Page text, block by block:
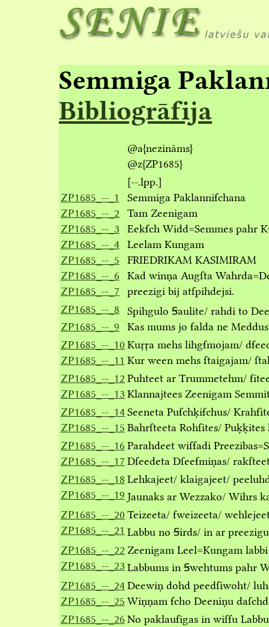
Semmiga
Bibliogrāfija
@a{nezināms}
@z{ZP1685}
[--.lpp.]
ZP1685_--_1
Semmiga Paklanniẜchana
ZP1685_--_2
Tam Zeenigam
ZP1685_--_3
Eekẜch Widd=Semmes pahr
ZP1685_--_4 Leelam Kungam
ZP1685_--_5
FRIEDRIKAM KASIMIRAM
ZP1685_--_6 Kad winņa Augſta
ZP1685_--_7
preezigi bij atſpihdejsi.
ZP1685_--_8
Spihgulo Ꞩaulite/ rahdi to
ZP1685_--_9
Kas mums jo ẜalda ne
ZP1685_--_10 Kuŗŗa mehs lihgẜmojam/
ZP1685_--_11 Kur ween mehs ſtaigajam/
ZP1685_--_12 Puhteet ar Trummetehm/
ZP1685_--_13 Klannajtees Zeenigam
ZP1685_--_14Seeneta Puẜchķiẜchus/
ZP1685_--_15 Bahrſteeta Rohſites/ Puķķites
ZP1685_--_16Parahdeet wiſẜadi
ZP1685_--_17 Dſeedeta Dſeeẜmiņas/
ZP1685_--_18 Lehkajeet/ klaigajeet/
ZP1685_--_19 Jaunaks ar Wezzako/ Wihrs
ZP1685_--_20 Teizeeta/ ẜweizeeta/
ZP1685_--_21 Labbu no Ꞩirds/ in ar
ZP1685_--_22 Zeenigam Leel=Kungam
ZP1685_--_23 Labbums in Ꞩwehtums pahr
ZP1685_--_24Deewiņ dohd peedſiwoht/
ZP1685_--_25 Wiņņam ẜcho Deeniņu
ZP1685_--_26No paklauẜigas in wiſẜu